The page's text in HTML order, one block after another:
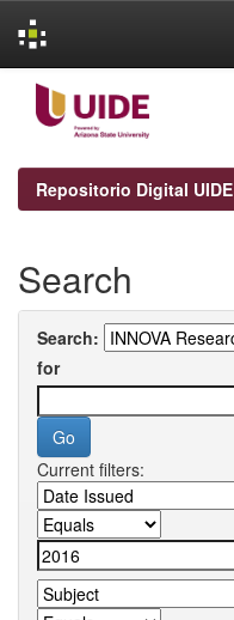
navigation
Repositorio Digital UIDE
Search
Search:
for
Current filters: